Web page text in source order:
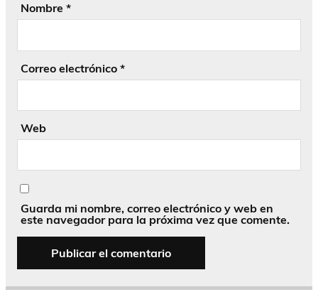
Nombre *
Correo electrónico *
Web
Guarda mi nombre, correo electrónico y web en
este navegador para la próxima vez que comente.